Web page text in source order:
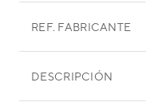
REF. FABRICANTE
DESCRIPCIÓN